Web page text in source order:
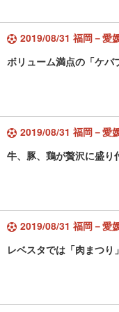
2019/08/31 福岡－愛
ボリューム満点の「ケバ
2019/08/31 福岡－愛
牛、豚、鶏が贅沢に盛
2019/08/31 福岡－愛
レベスタでは「肉まつ